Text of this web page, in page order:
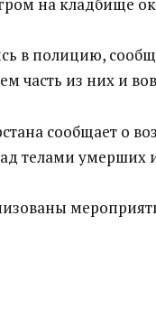
в полицию,
часть из них и
сообщает о
телами умерших